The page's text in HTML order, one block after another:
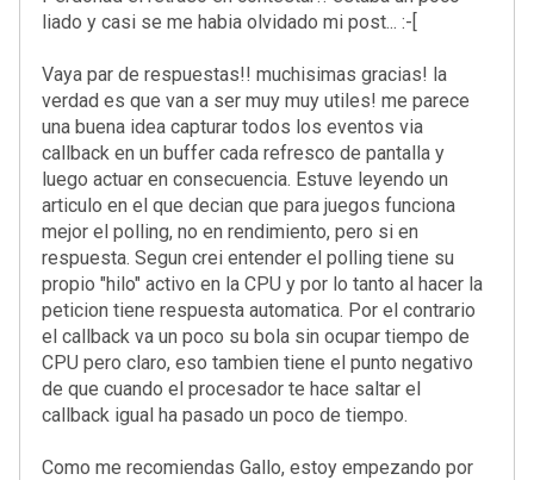
liado y casi se me habia olvidado mi post... :-[
Vaya par de respuestas!! muchisimas gracias! la
verdad es que van a ser muy muy utiles! me parece
una buena idea capturar todos los eventos via
callback en un buffer cada refresco de pantalla y
luego actuar en consecuencia. Estuve leyendo un
articulo en el que decian que para juegos funciona
mejor el polling, no en rendimiento, pero si en
respuesta. Segun crei entender el polling tiene su
propio "hilo" activo en la CPU y por lo tanto al hacer la
peticion tiene respuesta automatica. Por el contrario
el callback va un poco su bola sin ocupar tiempo de
CPU pero claro, eso tambien tiene el punto negativo
de que cuando el procesador te hace saltar el
callback igual ha pasado un poco de tiempo.
Como me recomiendas Gallo, estoy empezando por